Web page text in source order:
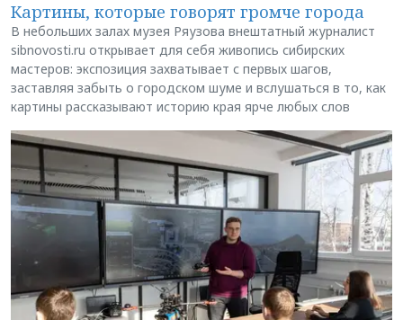
Картины, которые говорят громче города
В небольших залах музея Ряузова внештатный журналист
sibnovosti.ru открывает для себя живопись сибирских
мастеров: экспозиция захватывает с первых шагов,
заставляя забыть о городском шуме и вслушаться в то, как
картины рассказывают историю края ярче любых слов